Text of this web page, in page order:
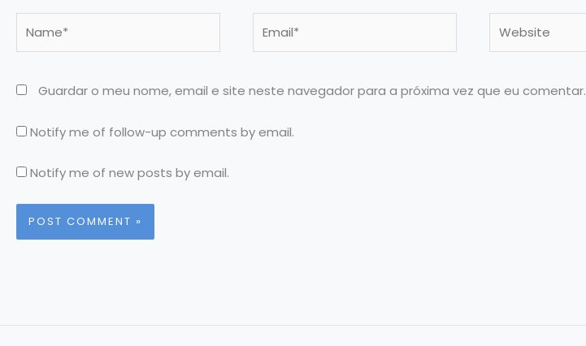
Guardar o meu nome, email e site neste navegador para a próxima vez que eu comentar.
Notify me of follow-up comments by email.
Notify me of new posts by email.